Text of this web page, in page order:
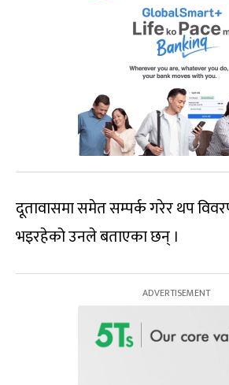
दूतावासमा समेत सम्पर्क गरेर थप
भइरहेको उनले बताएका छन् ।